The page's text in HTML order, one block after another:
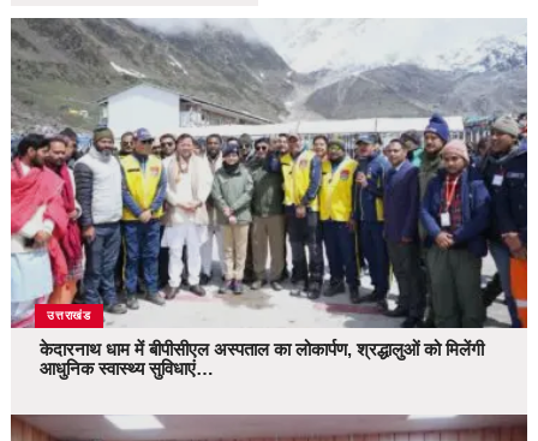
उत्तराखंड
केदारनाथ धाम में बीपीसीएल अस्पताल का लोकार्पण, श्रद्धालुओं को मिलेंगी
आधुनिक स्वास्थ्य सुविधाएं…